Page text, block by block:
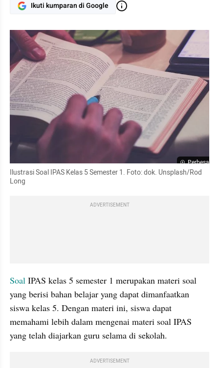
Ikuti kumparan di Google
Perbesar
Ilustrasi Soal IPAS Kelas 5 Semester 1. Foto: dok. Unsplash/Rod
Long
ADVERTISEMENT
Soal IPAS kelas 5 semester 1 merupakan materi soal
yang berisi bahan belajar yang dapat dimanfaatkan
siswa kelas 5. Dengan materi ini, siswa dapat
memahami lebih dalam mengenai materi soal IPAS
yang telah diajarkan guru selama di sekolah.
ADVERTISEMENT